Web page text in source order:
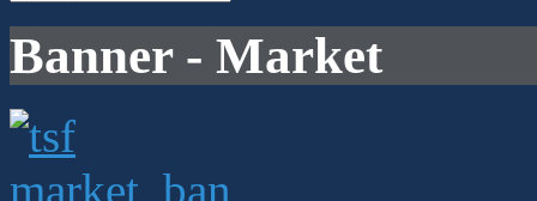
Banner - Market